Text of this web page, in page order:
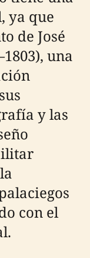
ya que
de José
una
y las
con el